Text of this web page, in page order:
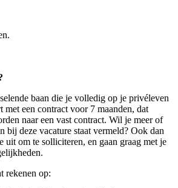
baan die je volledig op je privéleven
met een contract voor 7 maanden, dat
naar een vast contract. Wil je meer of
bij deze vacature staat vermeld? Ook dan
uit om te solliciteren, en gaan graag met je
rekenen op: